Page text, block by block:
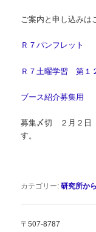
ご案内と申し込みは
Ｒ７パンフレット
Ｒ７土曜学習 第１
ブース紹介募集用
募集〆切 ２月２
す。
カテゴリー:研究所か
〒507-8787